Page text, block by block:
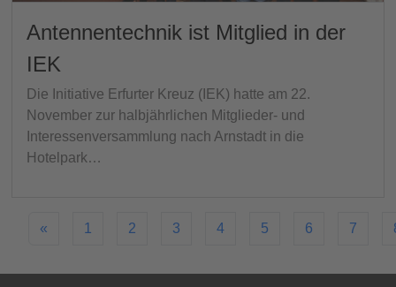
Antennentechnik ist Mitglied in der
IEK
Die Initiative Erfurter Kreuz (IEK) hatte am 22.
November zur halbjährlichen Mitglieder- und
Interessenversammlung nach Arnstadt in die
Hotelpark…
« 1 2 3 4 5 6 7